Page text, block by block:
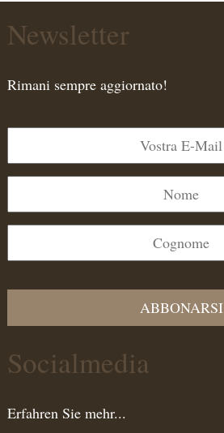
Newsletter
Rimani sempre aggiornato!
ABBONARSI
Socialmedia
Erfahren Sie mehr...